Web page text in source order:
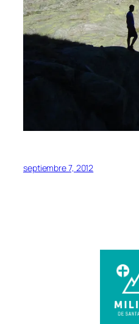
septiembre 7, 2012